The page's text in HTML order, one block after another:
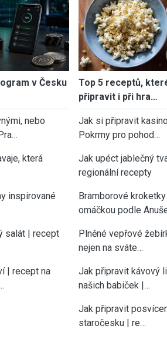
v Česku
nebo
která
inspirované
salát | recept
| recept na
Top 5 receptů,
připravit i při hra…
Jak si připravit
Pokrmy pro pohod…
Jak upéct jablečný
regionální recepty
Bramborové
omáčkou podle
Plněné vepřové
nejen na sváte…
Jak připravit kávový
našich babiček |…
Jak připravit
staročesku | re…